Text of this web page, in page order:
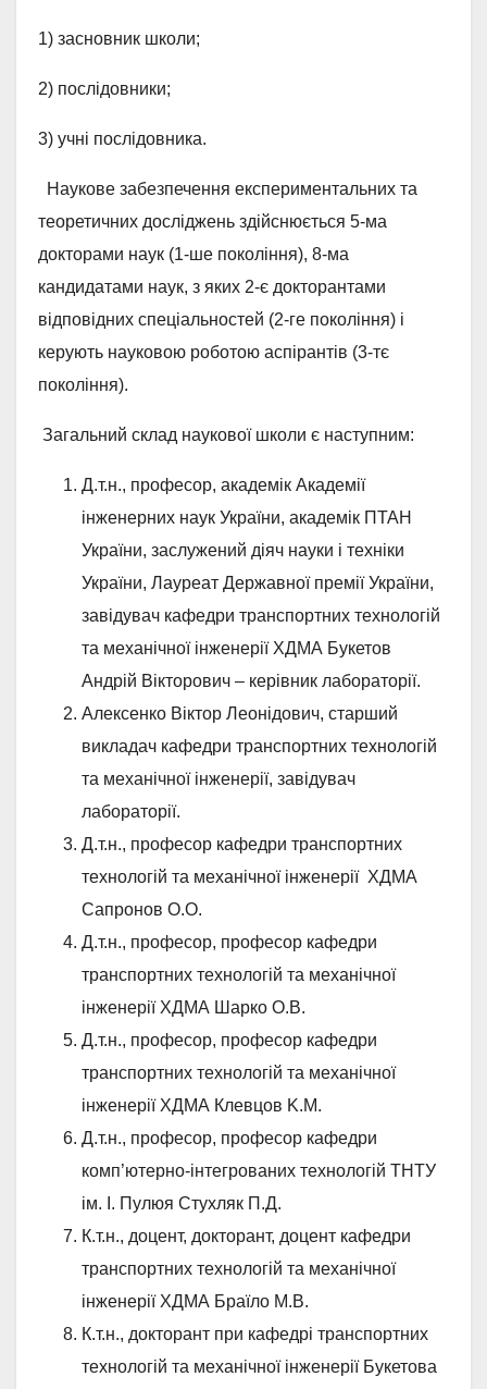
1) засновник школи;
2) послідовники;
3) учні послідовника.
Наукове забезпечення експериментальних та
теоретичних досліджень здійснюється 5-ма
докторами наук (1-ше покоління), 8-ма
кандидатами наук, з яких 2-є докторантами
відповідних спеціальностей (2-ге покоління) і
керують науковою роботою аспірантів (3-тє
покоління).
Загальний склад наукової школи є наступним:
Д.т.н., професор, академік Академії
інженерних наук України, академік ПТАН
України, заслужений діяч науки і техніки
України, Лауреат Державної премії України,
завідувач кафедри транспортних технологій
та механічної інженерії ХДМА Букетов
Андрій Вікторович – керівник лабораторії.
Алексенко Віктор Леонідович, старший
викладач кафедри транспортних технологій
та механічної інженерії, завідувач
лабораторії.
Д.т.н., професор кафедри транспортних
технологій та механічної інженерії ХДМА
Сапронов О.О.
Д.т.н., професор, професор кафедри
транспортних технологій та механічної
інженерії ХДМА Шарко O.B.
Д.т.н., професор, професор кафедри
транспортних технологій та механічної
інженерії ХДМА Клевцов K.M.
Д.т.н., професор, професор кафедри
комп’ютерно-інтегрованих технологій ТНТУ
ім. І. Пулюя Стухляк П.Д.
К.т.н., доцент, докторант, доцент кафедри
транспортних технологій та механічної
інженерії ХДМА Браїло М.В.
К.т.н., докторант при кафедрі транспортних
технологій та механічної інженерії Букетова